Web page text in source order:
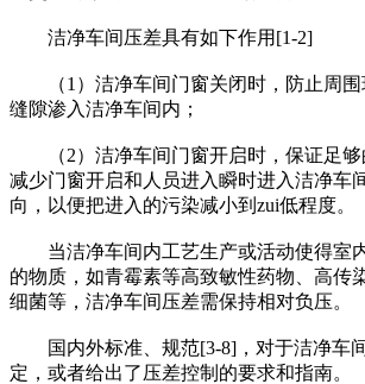
洁净车间压差具有如下作用[1-2]
（1）洁净车间门窗关闭时，防止周围
缝隙渗入洁净车间内；
（2）洁净车间门窗开启时，保证足够
减少门窗开启和人员进入瞬时进入洁净车
向，以便把进入的污染减小到zui低程度。
当洁净车间内工艺生产或活动使得室
的物质，如青霉素等高致敏性药物、高传
细菌等，洁净车间压差需保持相对负压。
国内外标准、规范[3-8]，对于洁净车
定，或者给出了压差控制的要求和指南。